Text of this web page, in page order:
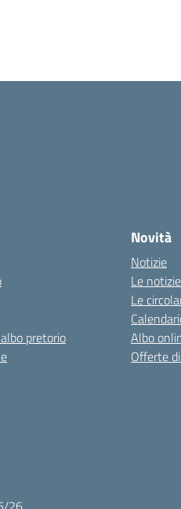
pretorio
Novità
Notizie
Le
Le
Albo
Offerte